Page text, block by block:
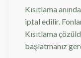
Kısıtlama
iptal edilir.
Kısıtlama
başlatmanız